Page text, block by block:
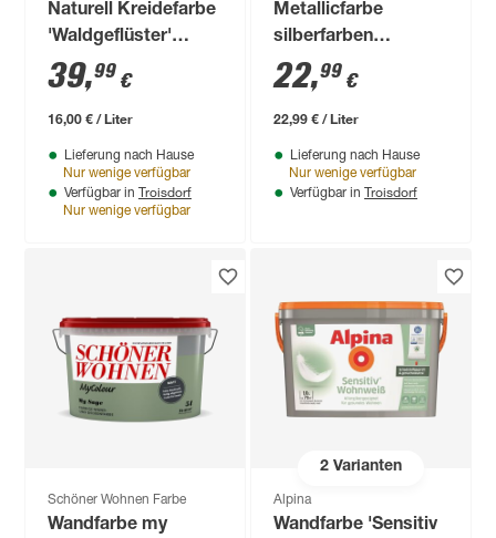
Naturell Kreidefarbe
'Waldgeflüster'
dunkelgrün matt 2,5
l
39,99 €
16,00 € / Liter
Lieferung nach Hause
Nur wenige verfügbar
Verfügbar in Troisdorf
Nur wenige verfügbar
Metallicfarbe
silberfarben
seidenglänzend 1 l
22,99 €
22,99 € / Liter
Lieferung nach Hause
Nur wenige verfügbar
Verfügbar in Troisdorf
Schöner Wohnen Farbe
Wandfarbe my
2Varianten
Alpina
Wandfarbe 'Sensitiv